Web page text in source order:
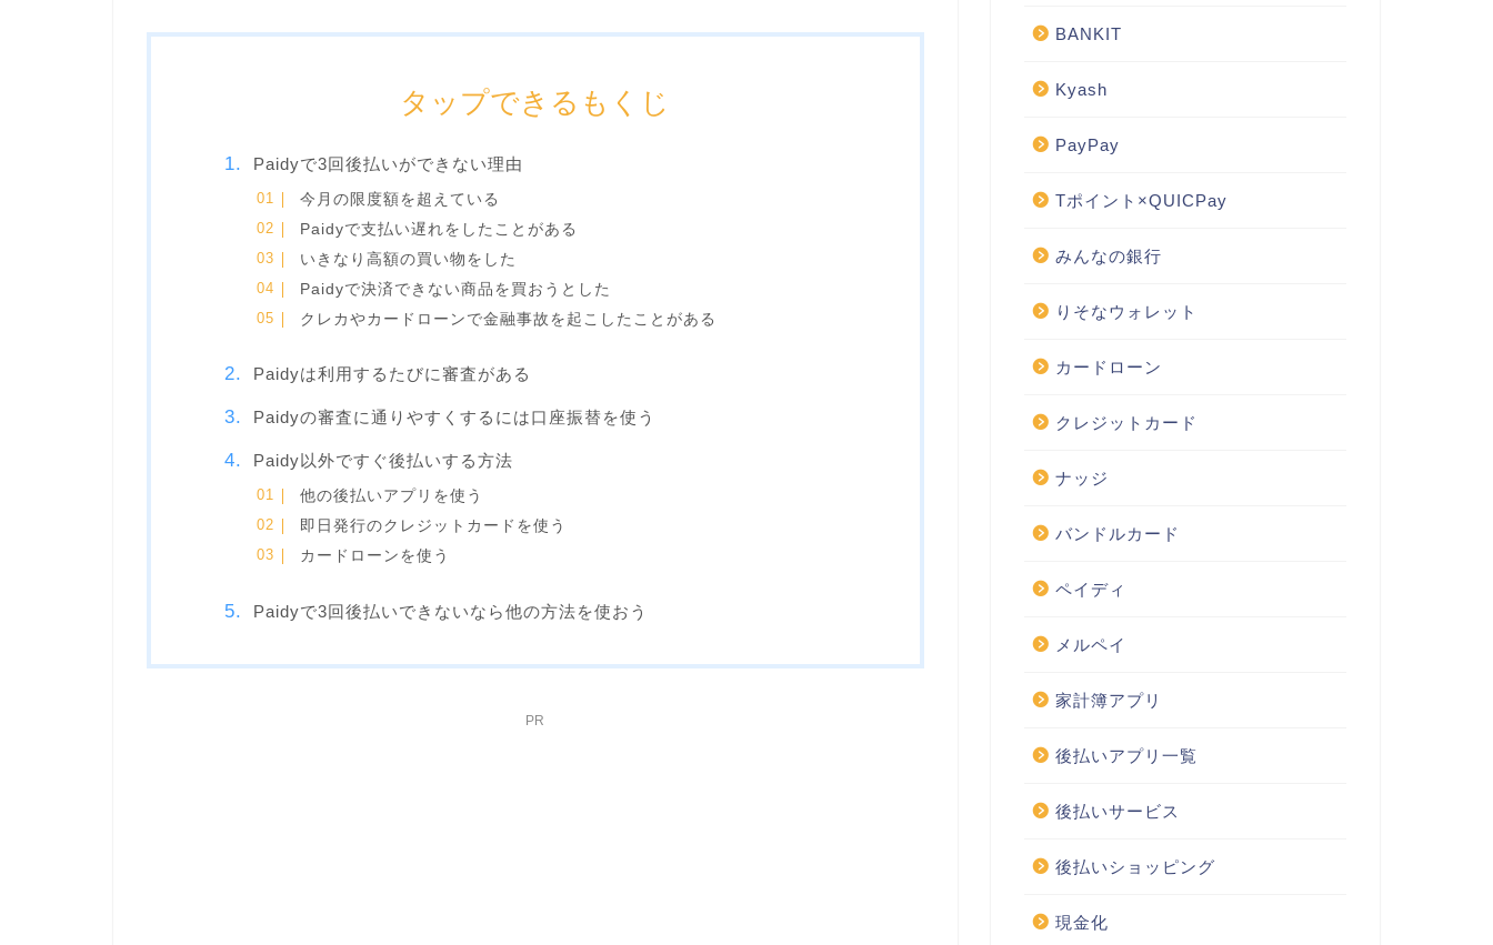
タップできるもくじ
Paidyで3回後払いができない理由
今月の限度額を超えている
Paidyで支払い遅れをしたことがある
いきなり高額の買い物をした
Paidyで決済できない商品を買おうとした
クレカやカードローンで金融事故を起こしたことがある
Paidyは利用するたびに審査がある
Paidyの審査に通りやすくするには口座振替を使う
Paidy以外ですぐ後払いする方法
他の後払いアプリを使う
即日発行のクレジットカードを使う
カードローンを使う
Paidyで3回後払いできないなら他の方法を使おう
PR
BANKIT
Kyash
PayPay
Tポイント×QUICPay
みんなの銀行
りそなウォレット
カードローン
クレジットカード
ナッジ
バンドルカード
ペイディ
メルペイ
家計簿アプリ
後払いアプリ一覧
後払いサービス
後払いショッピング
現金化